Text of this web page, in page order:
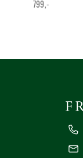
799,-